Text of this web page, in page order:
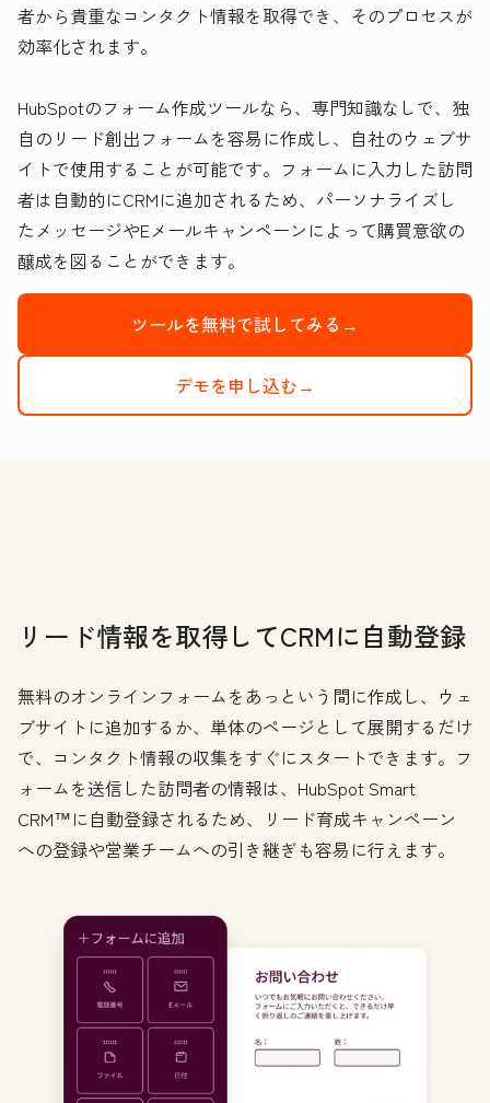
者から貴重なコンタクト情報を取得でき、そのプロセスが
効率化されます。
HubSpotのフォーム作成ツールなら、専門知識なしで、独
自のリード創出フォームを容易に作成し、自社のウェブサ
イトで使用することが可能です。フォームに入力した訪問
者は自動的にCRMに追加されるため、パーソナライズし
たメッセージやEメールキャンペーンによって購買意欲の
醸成を図ることができます。
ツールを無料で試してみる→
デモを申し込む→
リード情報を取得してCRMに自動登録
無料のオンラインフォームをあっという間に作成し、ウェ
ブサイトに追加するか、単体のページとして展開するだけ
で、コンタクト情報の収集をすぐにスタートできます。フ
ォームを送信した訪問者の情報は、HubSpot Smart
CRM™に自動登録されるため、リード育成キャンペーン
への登録や営業チームへの引き継ぎも容易に行えます。